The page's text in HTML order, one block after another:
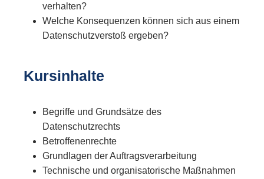
verhalten?
Welche Konsequenzen können sich aus einem
Datenschutzverstoß ergeben?
Kursinhalte
Begriffe und Grundsätze des
Datenschutzrechts
Betroffenenrechte
Grundlagen der Auftragsverarbeitung
Technische und organisatorische Maßnahmen